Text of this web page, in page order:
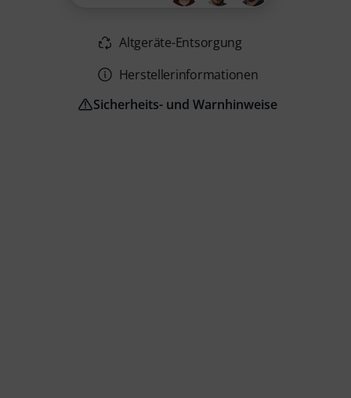
Altgeräte-Entsorgung
Herstellerinformationen
Sicherheits- und Warnhinweise